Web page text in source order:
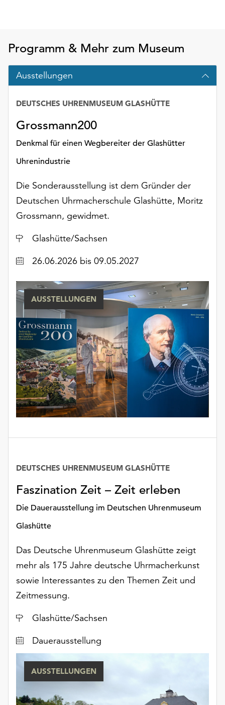
Sie
verwendeten
Cookies
erreichen
die
Einstellungen
die
„Auswählen“.
Weitere
Informationen
Sie
unserer
oder
dem
Impressum
Programm & Mehr zum Museum
Ausstellungen
Grossmann200
Denkmal für einen Wegbereiter der Glashütter
Uhrenindustrie
DEUTSCHES UHRENMUSEUM GLASHÜTTE
Die Sonderausstellung ist dem Gründer der
Deutschen Uhrmacherschule Glashütte, Moritz
Grossmann, gewidmet.
Ort
Glashütte/Sachsen
Datum26.06.2026 bis 09.05.2027
AUSSTELLUNGEN
Faszination Zeit – Zeit erleben
Die Dauerausstellung im Deutschen Uhrenmuseum
Glashütte
DEUTSCHES UHRENMUSEUM GLASHÜTTE
Das Deutsche Uhrenmuseum Glashütte zeigt
mehr als 175 Jahre deutsche Uhrmacherkunst
sowie Interessantes zu den Themen Zeit und
Zeitmessung.
Ort
Glashütte/Sachsen
Datum
Dauerausstellung
AUSSTELLUNGEN